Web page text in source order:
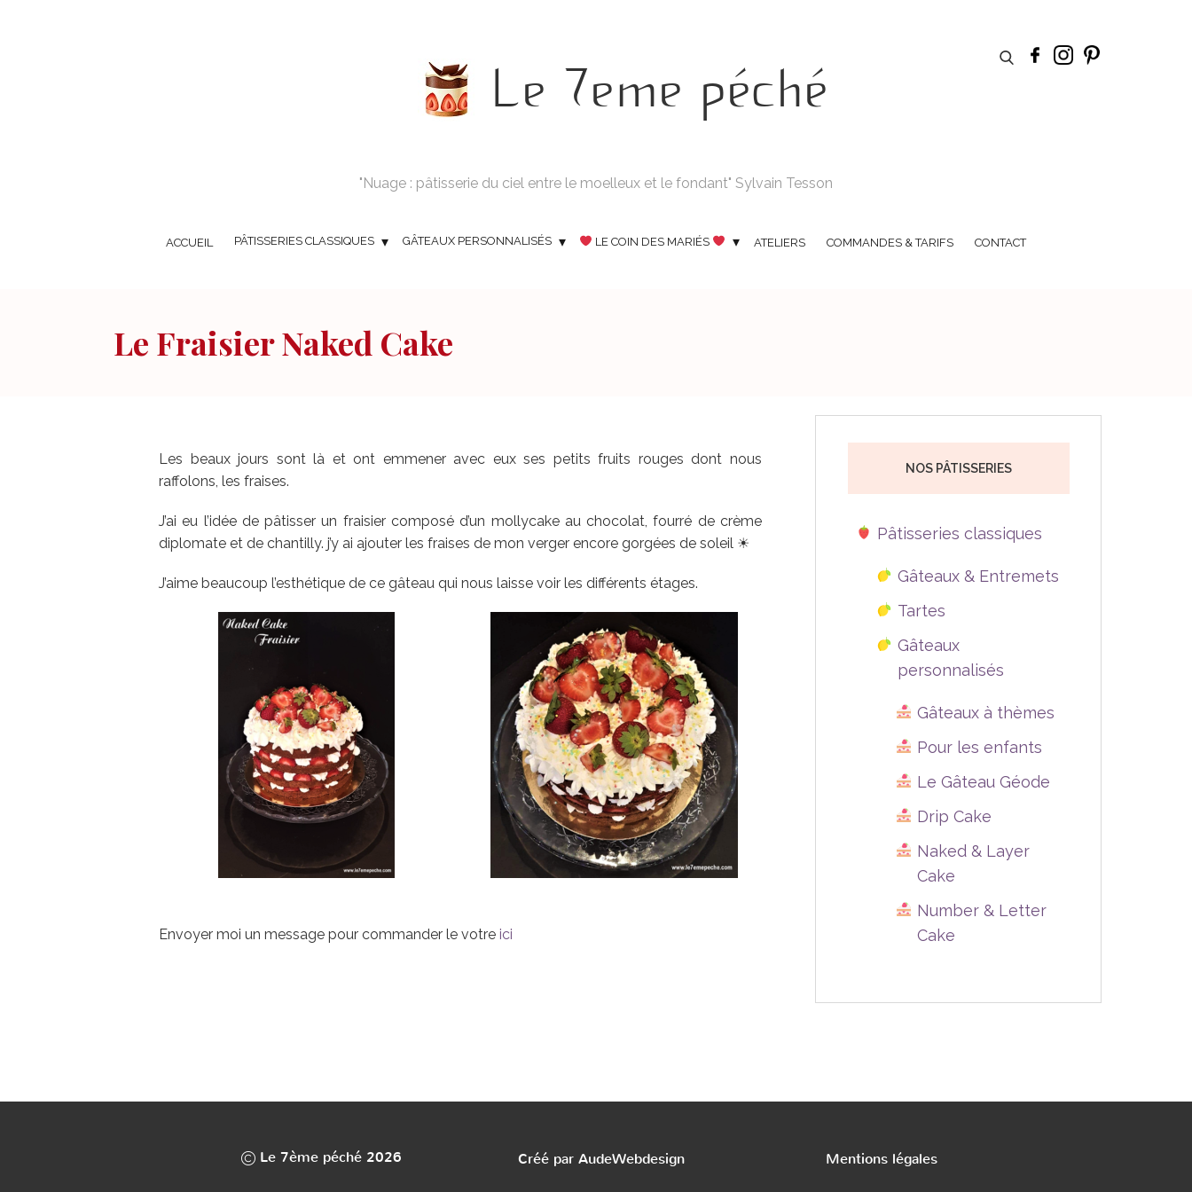
Le 7eme péché
"Nuage : pâtisserie du ciel entre le moelleux et le fondant" Sylvain Tesson
ACCUEIL PÂTISSERIES CLASSIQUES GÂTEAUX PERSONNALISÉS LE COIN DES MARIÉS ATELIERS COMMANDES & TARIFS CONTACT
Le Fraisier Naked Cake
Les beaux jours sont là et ont emmener avec eux ses petits fruits rouges dont nous
raffolons, les fraises.
J’ai eu l’idée de pâtisser un fraisier composé d’un mollycake au chocolat, fourré de crème
diplomate et de chantilly. j’y ai ajouter les fraises de mon verger encore gorgées de soleil ☀
J’aime beaucoup l’esthétique de ce gâteau qui nous laisse voir les différents étages.
Envoyer moi un message pour commander le votre ici
NOS PÂTISSERIES
Pâtisseries classiques
Gâteaux & Entremets
Tartes
Gâteaux
personnalisés
Gâteaux à thèmes
Pour les enfants
Le Gâteau Géode
Drip Cake
Naked & Layer
Cake
Number & Letter
Cake
Le 7ème péché 2026 Créé par AudeWebdesign Mentions légales